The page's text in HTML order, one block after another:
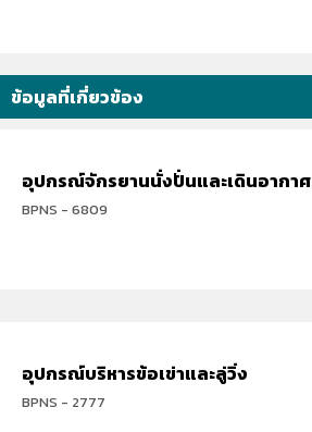
ข้อมูลที่เกี่ยวข้อง
อุปกรณ์จักรยานนั่งปั่นและเดินอากาศ
BPNS - 6809
อุปกรณ์บริหารข้อเข่าและลู่วิ่ง
BPNS - 2777